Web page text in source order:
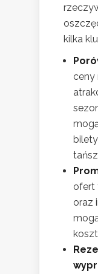
kilka
ceny
ofert
oraz